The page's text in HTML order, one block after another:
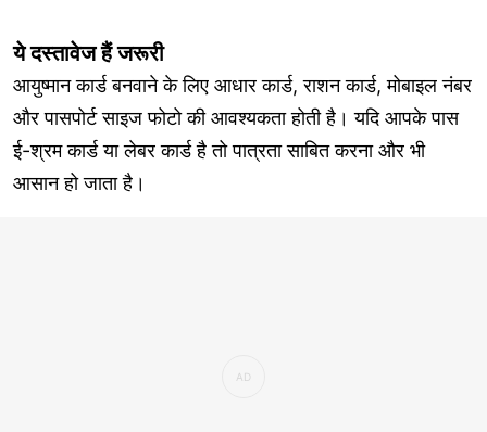
ये दस्तावेज हैं जरूरी
आयुष्मान कार्ड बनवाने के लिए आधार कार्ड, राशन कार्ड, मोबाइल नंबर
और पासपोर्ट साइज फोटो की आवश्यकता होती है। यदि आपके पास
ई-श्रम कार्ड या लेबर कार्ड है तो पात्रता साबित करना और भी
आसान हो जाता है।